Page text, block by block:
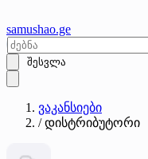
samushao.ge
შესვლა
ვაკანსიები
/ დისტრიბუტორი